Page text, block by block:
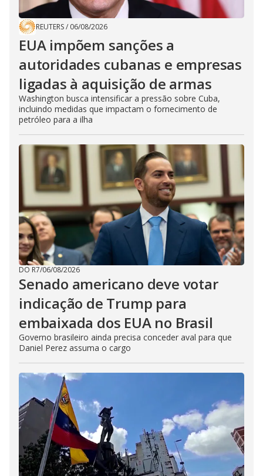
REUTERS/ 06/08/2026
EUA impõem sanções a
autoridades cubanas e empresas
ligadas à aquisição de armas
Washington busca intensificar a pressão sobre Cuba,
incluindo medidas que impactam o fornecimento de
petróleo para a ilha
DO R7/06/08/2026
Senado americano deve votar
indicação de Trump para
embaixada dos EUA no Brasil
Governo brasileiro ainda precisa conceder aval para que
Daniel Perez assuma o cargo